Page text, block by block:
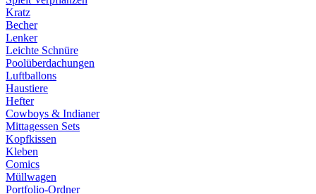
Kratz
Becher
Lenker
Leichte Schnüre
Poolüberdachungen
Luftballons
Haustiere
Hefter
Cowboys & Indianer
Mittagessen Sets
Kopfkissen
Kleben
Comics
Müllwagen
Portfolio-Ordner